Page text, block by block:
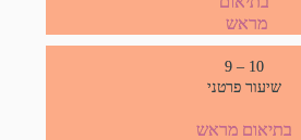
מראש
9 – 10
שיעור פרטני
בתיאום מראש